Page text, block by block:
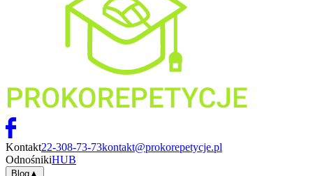
Kontakt22-308-73-73kontakt@prokorepetycje.pl
OdnośnikiHUB
Blog ▲